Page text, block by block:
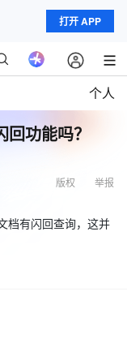
打开 APP
个人
功能吗？
举报
版权
档有闪回查询，这并